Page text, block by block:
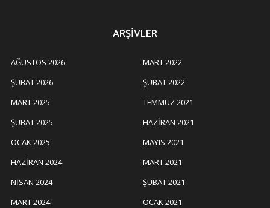
ARŞIVLER
AĞUSTOS 2026
ŞUBAT 2026
MART 2025
ŞUBAT 2025
OCAK 2025
HAZIRAN 2024
NISAN 2024
MART 2024
MART 2022
ŞUBAT 2022
TEMMUZ 2021
HAZIRAN 2021
MAYIS 2021
MART 2021
ŞUBAT 2021
OCAK 2021